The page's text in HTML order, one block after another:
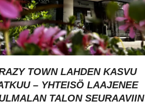
TOWN LAHDEN KASVU
– YHTEISÖ LAAJENEE
TALON SEURAAVIIN